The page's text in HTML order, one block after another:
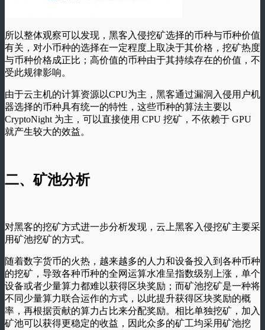
所以整体观察可以发现，黑客入侵挖矿选择的币种与币种价值
有关，对小币种的选择在一定程度上取决于其价格，挖矿热度
与币种价格成正比；高价值的币种由于其持续存在的价值，不
受此规律影响。
由于云主机的计算资源以CPU为主，黑客通过漏洞入侵用户机
器选择的币种具有统一的特性，这些币种的算法主要以
CryptoNight 为主，可以直接使用 CPU 挖矿，不依赖于 GPU
就产生较大的效益。
二、矿池分析
对黑客的挖矿方式进一步分析发现，云上黑客入侵挖矿主要采
用矿池挖矿的方式。
随着数字货币的火热，越来越多的人力和设备投入到各种币种
的挖矿，导致各种币种的全网运算水准呈指数级别上涨，单个
设备或者少量算力都难以获得区块奖励；而矿池挖矿是一种将
不同少量算力联合运作的方式，以此提升获得区块奖励的概
率，再根据贡献的算力占比来分配奖励。相比单独挖矿，加入
矿池可以获得更稳定的收益，因此众多的矿工均采用矿池挖